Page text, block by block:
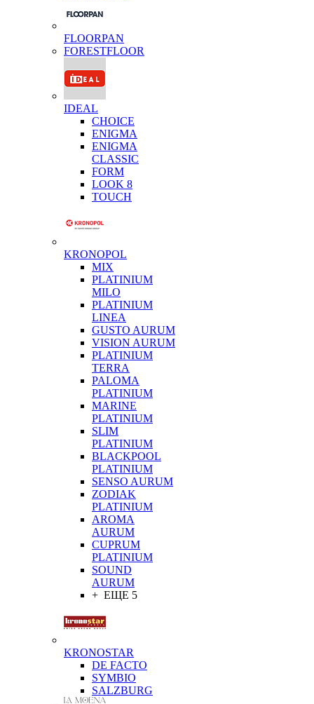
FLOORPAN
FORESTFLOOR
IDEAL
CHOICE
ENIGMA
ENIGMA
CLASSIC
FORM
LOOK 8
TOUCH
KRONOPOL
MIX
PLATINIUM
MILO
PLATINIUM
LINEA
GUSTO AURUM
VISION AURUM
PLATINIUM
TERRA
PALOMA
PLATINIUM
MARINE
PLATINIUM
SLIM
PLATINIUM
BLACKPOOL
PLATINIUM
SENSO AURUM
ZODIAK
PLATINIUM
AROMA
AURUM
CUPRUM
PLATINIUM
SOUND
AURUM
+ ЕЩЕ 5
KRONOSTAR
DE FACTO
SYMBIO
SALZBURG